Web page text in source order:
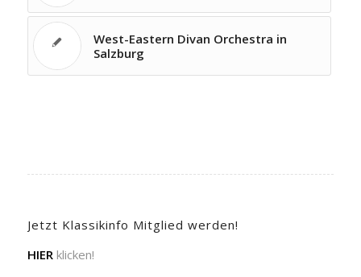
West-Eastern Divan Orchestra in
Salzburg
Jetzt Klassikinfo Mitglied werden!
HIER klicken!